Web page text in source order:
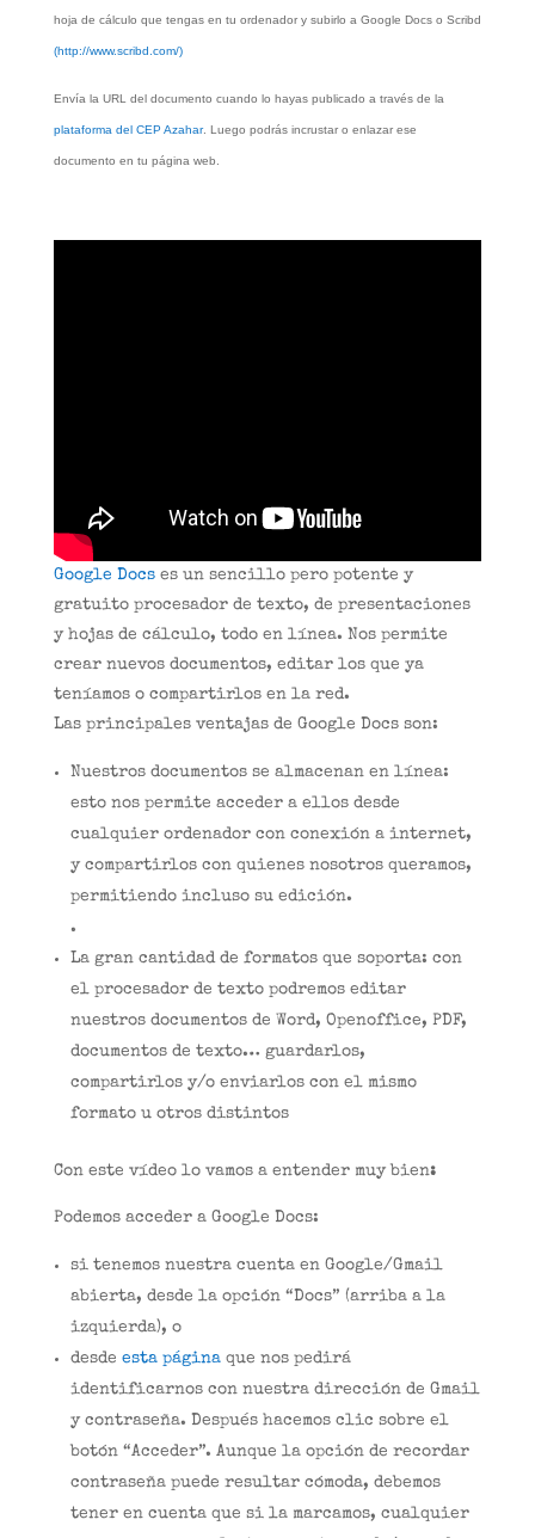
hoja de cálculo que tengas en tu ordenador y subirlo a Google Docs o Scribd
(http://www.scribd.com/)
Envía la URL del documento cuando lo hayas publicado a través de la
plataforma del CEP Azahar. Luego podrás incrustar o enlazar ese
documento en tu página web.
Google Docses un sencillo pero potente y
gratuito procesador de texto, de presentaciones
y hojas de cálculo, todo en línea. Nos permite
crear nuevos documentos, editar los que ya
teníamos o compartirlos en la red.
Las principales ventajas de Google Docs son:
Nuestros documentos se almacenan en línea:
esto nos permite acceder a ellos desde
cualquier ordenador con conexión a internet,
y compartirlos con quienes nosotros queramos,
permitiendo incluso su edición.
.
La gran cantidad de formatos que soporta: con
el procesador de texto podremos editar
nuestros documentos de Word, Openoffice, PDF,
documentos de texto… guardarlos,
compartirlos y/o enviarlos con el mismo
formato u otros distintos
Con este vídeo lo vamos a entender muy bien:
Podemos acceder a Google Docs:
si tenemos nuestra cuenta en Google/Gmail
abierta, desde la opción “Docs” (arriba a la
izquierda), o
desde esta páginaque nos pedirá
identificarnos con nuestra dirección de Gmail
y contraseña. Después hacemos clic sobre el
botón “Acceder”. Aunque la opción de recordar
contraseña puede resultar cómoda, debemos
tener en cuenta que si la marcamos, cualquier